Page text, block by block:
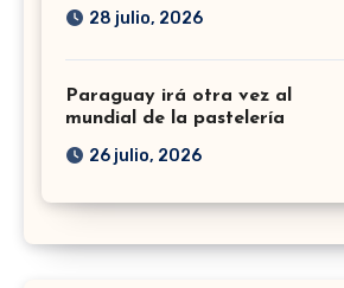
28 julio, 2026
Paraguay irá otra vez al
mundial de la pastelería
26 julio, 2026